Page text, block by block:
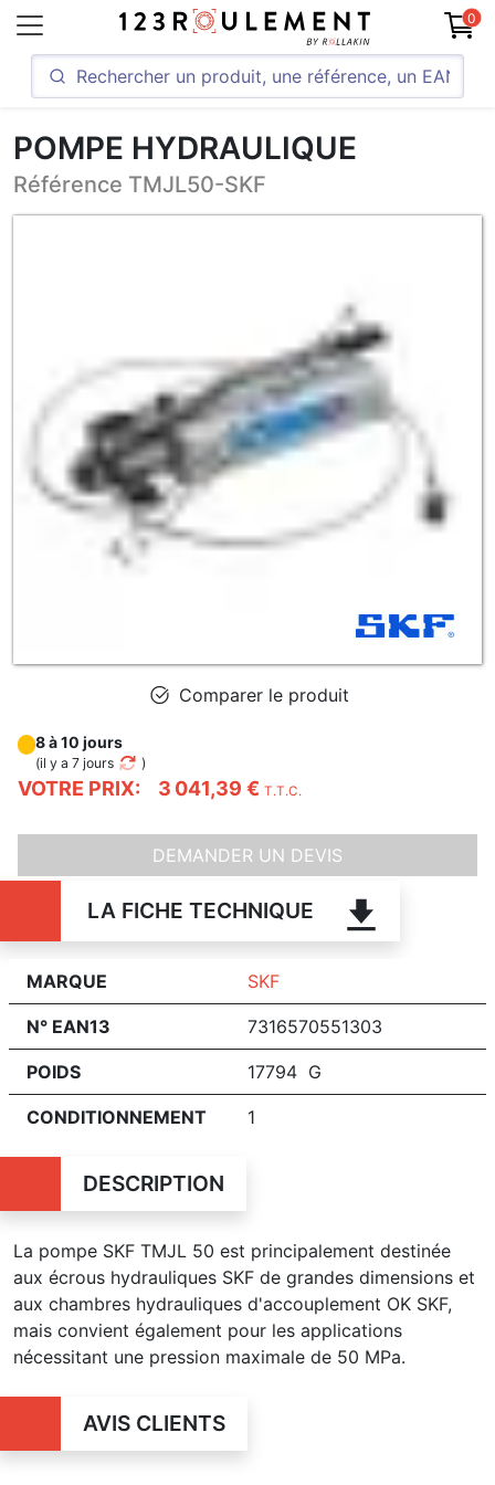
0
POMPE HYDRAULIQUE
Référence TMJL50-SKF
Comparer le produit
VOTRE PRIX: 3 041,39 € T.T.C.
8 à 10 jours
(il y a 7 jours )
DEMANDER UN DEVIS
LA FICHE TECHNIQUE
MARQUE SKF
N° EAN13 7316570551303
POIDS 17794 G
CONDITIONNEMENT 1
DESCRIPTION
La pompe SKF TMJL 50 est principalement destinée
aux écrous hydrauliques SKF de grandes dimensions et
aux chambres hydrauliques d'accouplement OK SKF,
mais convient également pour les applications
nécessitant une pression maximale de 50 MPa.
AVIS CLIENTS